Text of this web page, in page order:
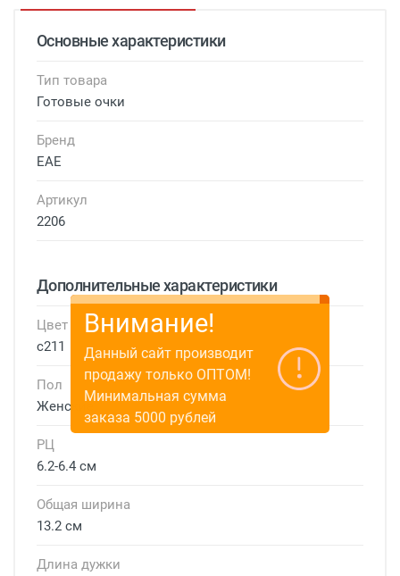
Основные характеристики
Тип товара
Готовые очки
Бренд
EAE
Артикул
2206
Дополнительные характеристики
Цвет
с211
Пол
Женские
РЦ
6.2-6.4 см
Общая ширина
13.2 см
Длина дужки
Внимание!
Данный сайт производит
продажу только ОПТОМ!
Минимальная сумма
заказа 5000 рублей